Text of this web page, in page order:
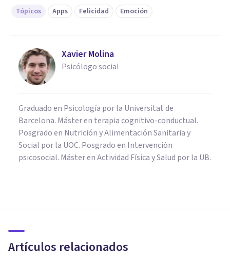
Tópicos Apps Felicidad Emoción
Xavier Molina
Psicólogo social
Graduado en Psicología por la Universitat de
Barcelona. Máster en terapia cognitivo-conductual.
Posgrado en Nutrición y Alimentación Sanitaria y
Social por la UOC. Posgrado en Intervención
psicosocial. Máster en Actividad Física y Salud por la UB.
Artículos relacionados
del bienestar?